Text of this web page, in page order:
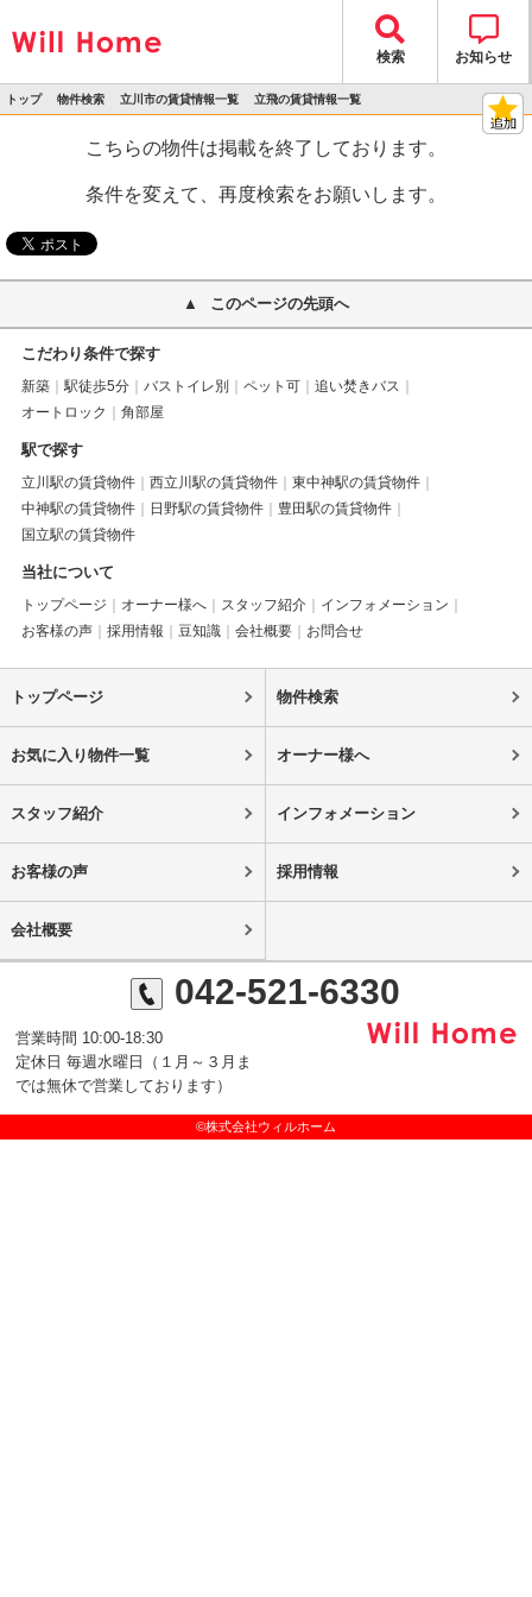
検索 お知らせ
トップ 物件検索 立川市の賃貸情報一覧 立飛の賃貸情報一覧
こちらの物件は掲載を終了しております。
条件を変えて、再度検索をお願いします。
このページの先頭へ
こだわり条件で探す
新築 駅徒歩5分 バストイレ別 ペット可
追い焚きバス
オートロック
角部屋
駅で探す
立川駅の賃貸物件 西立川駅の賃貸物件
東中神駅の賃貸物件
中神駅の賃貸物件
日野駅の賃貸物件
豊田駅の賃貸物件
国立駅の賃貸物件
当社について
トップページ オーナー様へ スタッフ紹介
インフォメーション
お客様の声
採用情報 豆知識 会社概要 お問合せ
トップページ 物件検索
お気に入り物件一覧 オーナー様へ
スタッフ紹介 インフォメーション
お客様の声 採用情報
会社概要
042-521-6330
営業時間 10:00-18:30
定休日 毎週水曜日（１月～３月ま
では無休で営業しております）
©株式会社ウィルホーム